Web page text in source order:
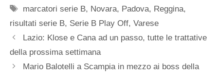
Tag
marcatori serie B, Novara, Padova, Reggina,
risultati serie B, Serie B Play Off, Varese
Lazio: Klose e Cana ad un passo, tutte le trattative
della prossima settimana
Mario Balotelli a Scampia in mezzo ai boss della